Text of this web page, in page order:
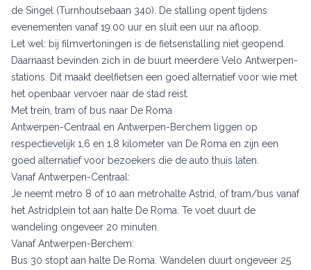
de Singel (Turnhoutsebaan 340). De stalling opent tijdens
evenementen vanaf 19.00 uur en sluit een uur na afloop.
Let wel: bij filmvertoningen is de fietsenstalling niet geopend.
Daarnaast bevinden zich in de buurt meerdere Velo Antwerpen-
stations. Dit maakt deelfietsen een goed alternatief voor wie met
het openbaar vervoer naar de stad reist.
Met trein, tram of bus naar De Roma
Antwerpen-Centraal en Antwerpen-Berchem liggen op
respectievelijk 1,6 en 1,8 kilometer van De Roma en zijn een
goed alternatief voor bezoekers die de auto thuis laten.
Vanaf Antwerpen-Centraal:
Je neemt metro 8 of 10 aan metrohalte Astrid, of tram/bus vanaf
het Astridplein tot aan halte De Roma. Te voet duurt de
wandeling ongeveer 20 minuten.
Vanaf Antwerpen-Berchem:
Bus 30 stopt aan halte De Roma. Wandelen duurt ongeveer 25